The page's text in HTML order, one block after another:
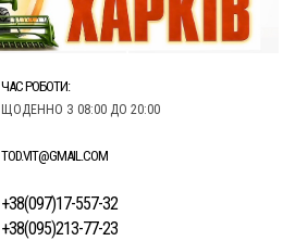
ЧАС РОБОТИ:
ЩОДЕННО З 08:00 ДО 20:00
TOD.VIT@GMAIL.COM
+38(097)17-557-32
+38(095)213-77-23